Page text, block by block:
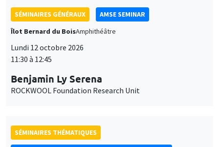
Îlot Bernard du BoisAmphithéâtre
Lundi 12 octobre 2026
11:30 à 12:45
Benjamin Ly Serena
ROCKWOOL Foundation Research Unit
DEVELOPMENT AND POLITICAL ECONOMY SEMINAR